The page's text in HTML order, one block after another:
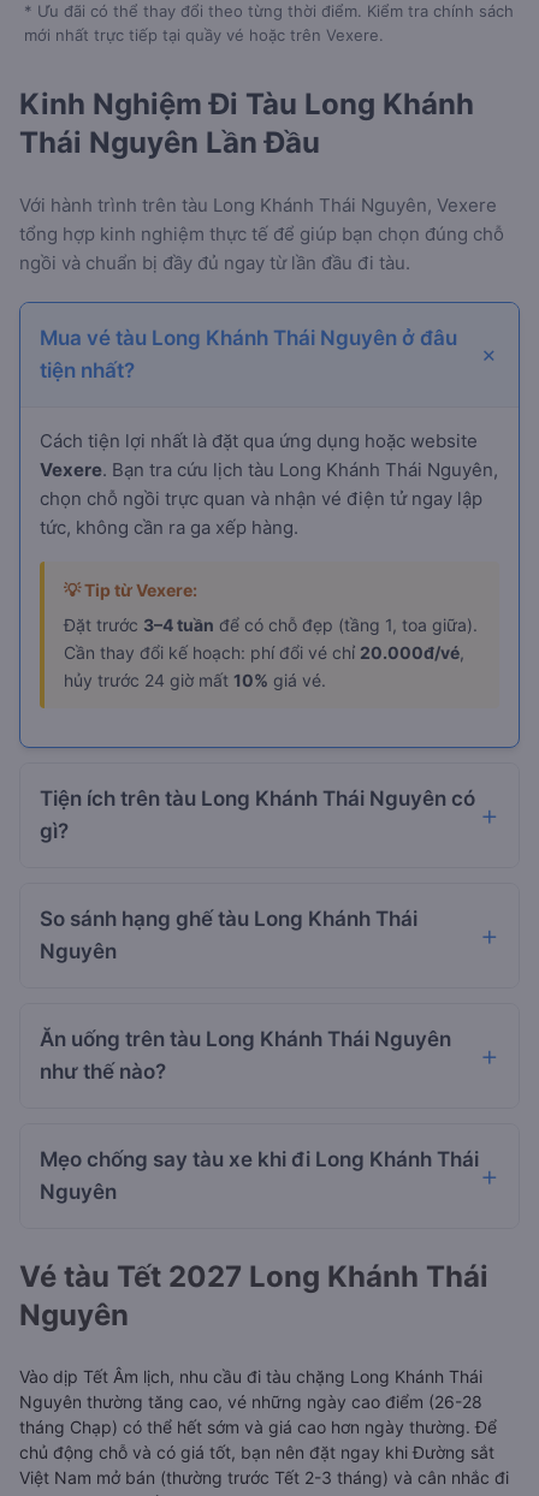
* Ưu đãi có thể thay đổi theo từng thời điểm. Kiểm tra chính sách
mới nhất trực tiếp tại quầy vé hoặc trên Vexere.
Kinh Nghiệm Đi Tàu Long Khánh
Thái Nguyên Lần Đầu
Với hành trình trên tàu Long Khánh Thái Nguyên, Vexere
tổng hợp kinh nghiệm thực tế để giúp bạn chọn đúng chỗ
ngồi và chuẩn bị đầy đủ ngay từ lần đầu đi tàu.
Mua vé tàu Long Khánh Thái Nguyên ở đâu
tiện nhất?
Cách tiện lợi nhất là đặt qua ứng dụng hoặc website
Vexere. Bạn tra cứu lịch tàu Long Khánh Thái Nguyên,
chọn chỗ ngồi trực quan và nhận vé điện tử ngay lập
tức, không cần ra ga xếp hàng.
💡 Tip từ Vexere:
Đặt trước 3–4 tuần để có chỗ đẹp (tầng 1, toa giữa).
Cần thay đổi kế hoạch: phí đổi vé chỉ 20.000đ/vé,
hủy trước 24 giờ mất 10% giá vé.
Tiện ích trên tàu Long Khánh Thái Nguyên có
gì?
So sánh hạng ghế tàu Long Khánh Thái
Nguyên
Ăn uống trên tàu Long Khánh Thái Nguyên
như thế nào?
Mẹo chống say tàu xe khi đi Long Khánh Thái
Nguyên
Vé tàu Tết 2027 Long Khánh Thái
Nguyên
Vào dịp Tết Âm lịch, nhu cầu đi tàu chặng Long Khánh Thái
Nguyên thường tăng cao, vé những ngày cao điểm (26-28
tháng Chạp) có thể hết sớm và giá cao hơn ngày thường. Để
chủ động chỗ và có giá tốt, bạn nên đặt ngay khi Đường sắt
Việt Nam mở bán (thường trước Tết 2-3 tháng) và cân nhắc đi